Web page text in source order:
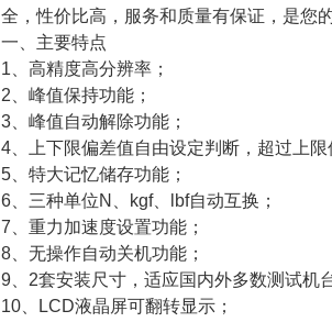
全，性价比高，服务和质量有保证，是您的
一、主要特点
1、高精度高分辨率；
2、峰值保持功能；
3、峰值自动解除功能；
4、上下限偏差值自由设定判断，超过上限
5、特大记忆储存功能；
6、三种单位N、kgf、lbf自动互换；
7、重力加速度设置功能；
8、无操作自动关机功能；
9、2套安装尺寸，适应国内外多数测试机
10、LCD液晶屏可翻转显示；